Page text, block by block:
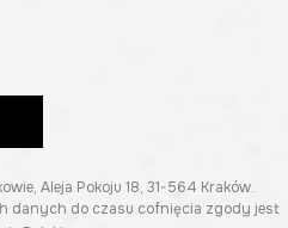
Aleja Pokoju 18, 31-564 Kraków.
danych do czasu cofnięcia zgody jest